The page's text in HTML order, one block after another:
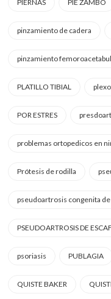
PIERNAS PIE ZAMBO
pinzamiento de cadera
pinzamiento
PLATILLO TIBIAL
POR ESTRES
problemas ortopedicos en
Prótesis de rodilla
pseudoartrosis congenita de
PSEUDOARTROSIS DE
psoriasis PUBLAGIA
QUISTE BAKER